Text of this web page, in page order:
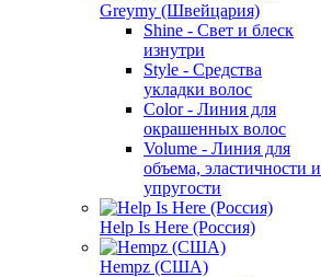
Greymy (Швейцария)
Shine - Свет и блеск
изнутри
Style - Средства
укладки волос
Color - Линия для
окрашенных волос
Volume - Линия для
объема, эластичности и
упругости
Help Is Here (Россия)
Hempz (США)